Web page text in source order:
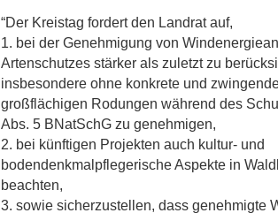
“Der Kreistag fordert den Landrat auf,
1. bei der Genehmigung von
Artenschutzes stärker als zuletzt zu
insbesondere ohne konkrete und
großflächigen Rodungen während des
Abs. 5 BNatSchG zu genehmigen,
2. bei künftigen Projekten auch kultur- und
bodendenkmalpflegerische Aspekte in
beachten,
3. sowie sicherzustellen, dass genehmigte